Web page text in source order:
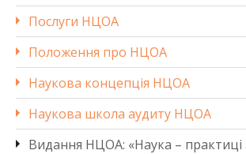
Послуги НЦОА
Положення про НЦОА
Наукова концепція НЦОА
Наукова школа аудиту НЦОА
Видання НЦОА: «Наука – практиці